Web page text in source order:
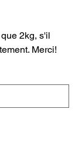
2kg, s'il
Merci!